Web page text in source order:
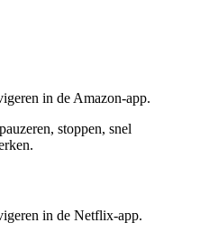
in de Amazon-app.
stoppen, snel
in de Netflix-app.